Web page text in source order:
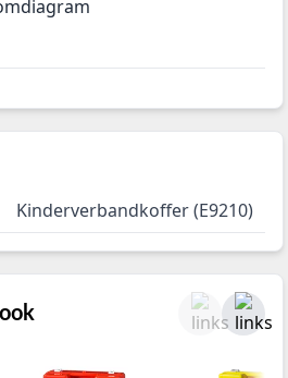
Kinderverbandkoffer (E9210)